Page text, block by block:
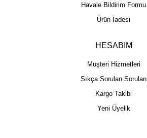
Havale Bildirim Formu
Ürün İadesi
HESABIM
Müşteri Hizmetleri
Sıkça Sorulan Soruları
Kargo Takibi
Yeni Üyelik